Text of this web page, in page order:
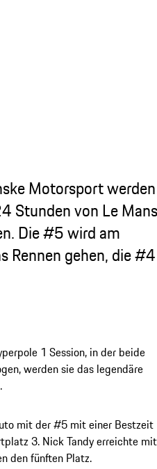
Motorsport werden
Stunden von Le Mans
Die #5 wird am
Rennen gehen, die #4
1 Session, in der beide
werden sie das legendäre
mit der #5 mit einer Bestzeit
3. Nick Tandy erreichte mit
den fünften Platz.